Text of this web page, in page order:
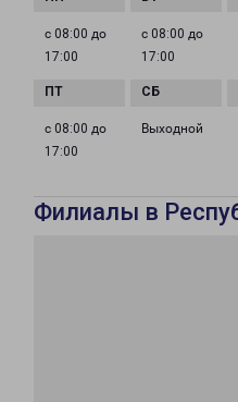
с 08:00 до
17:00
с 08:00 до
17:00
с 08:00 до
17:00
Выходной
Филиалы в